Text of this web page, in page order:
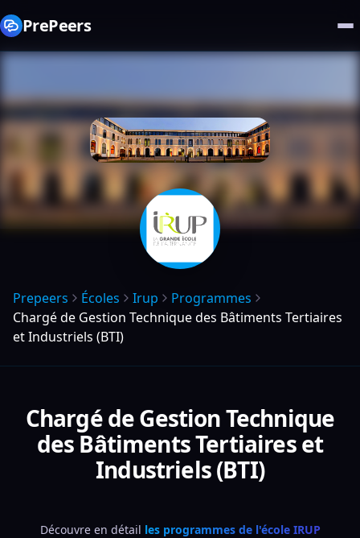
PrePeers
Prepeers Écoles Irup
Programmes
Chargé de Gestion Technique des Bâtiments Tertiaires
et Industriels (BTI)
Chargé de Gestion Technique
des Bâtiments Tertiaires et
Industriels (BTI)
Découvre en détail les programmes de l'école IRUP